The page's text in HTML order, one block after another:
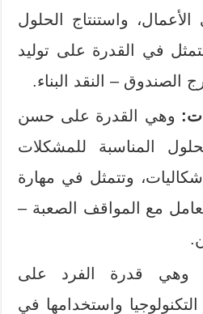
واستنتاج الحلول
في القدرة على توليد
الصندوق – النقد البناء.
وهي القدرة على حسن
المناسبة للمشكلات
وتتمثل في مهارة
مع المواقف الصعبة –
وهي قدرة الفرد على
واستخدامها في